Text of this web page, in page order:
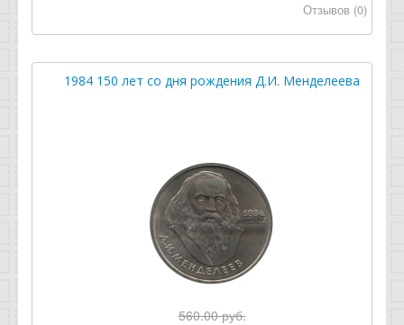
Отзывов (0)
1984 150 лет со дня рождения Д.И. Менделеева
560.00 руб.